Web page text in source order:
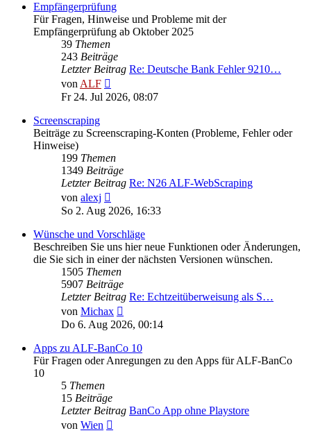
Empfängerprüfung
Für Fragen, Hinweise und Probleme mit der
Empfängerprüfung ab Oktober 2025
39 Themen
243 Beiträge
Letzter Beitrag Re: Deutsche Bank Fehler 9210…
vonALF
Beitrag
Fr 24. Jul 2026, 08:07
Screenscraping
Beiträge zu Screenscraping-Konten (Probleme, Fehler oder
Hinweise)
199 Themen
1349 Beiträge
Letzter Beitrag Re: N26 ALF-WebScraping
von alexj
Beitrag
So 2. Aug 2026, 16:33
Wünsche und Vorschläge
Beschreiben Sie uns hier neue Funktionen oder Änderungen,
die Sie sich in einer der nächsten Versionen wünschen.
1505 Themen
5907 Beiträge
Letzter Beitrag Re: Echtzeitüberweisung als S…
von Michax
Beitrag
Do 6. Aug 2026, 00:14
Apps zu ALF-BanCo 10
Für Fragen oder Anregungen zu den Apps für ALF-BanCo
10
5 Themen
15 Beiträge
Letzter Beitrag BanCo App ohne Playstore
von Wien